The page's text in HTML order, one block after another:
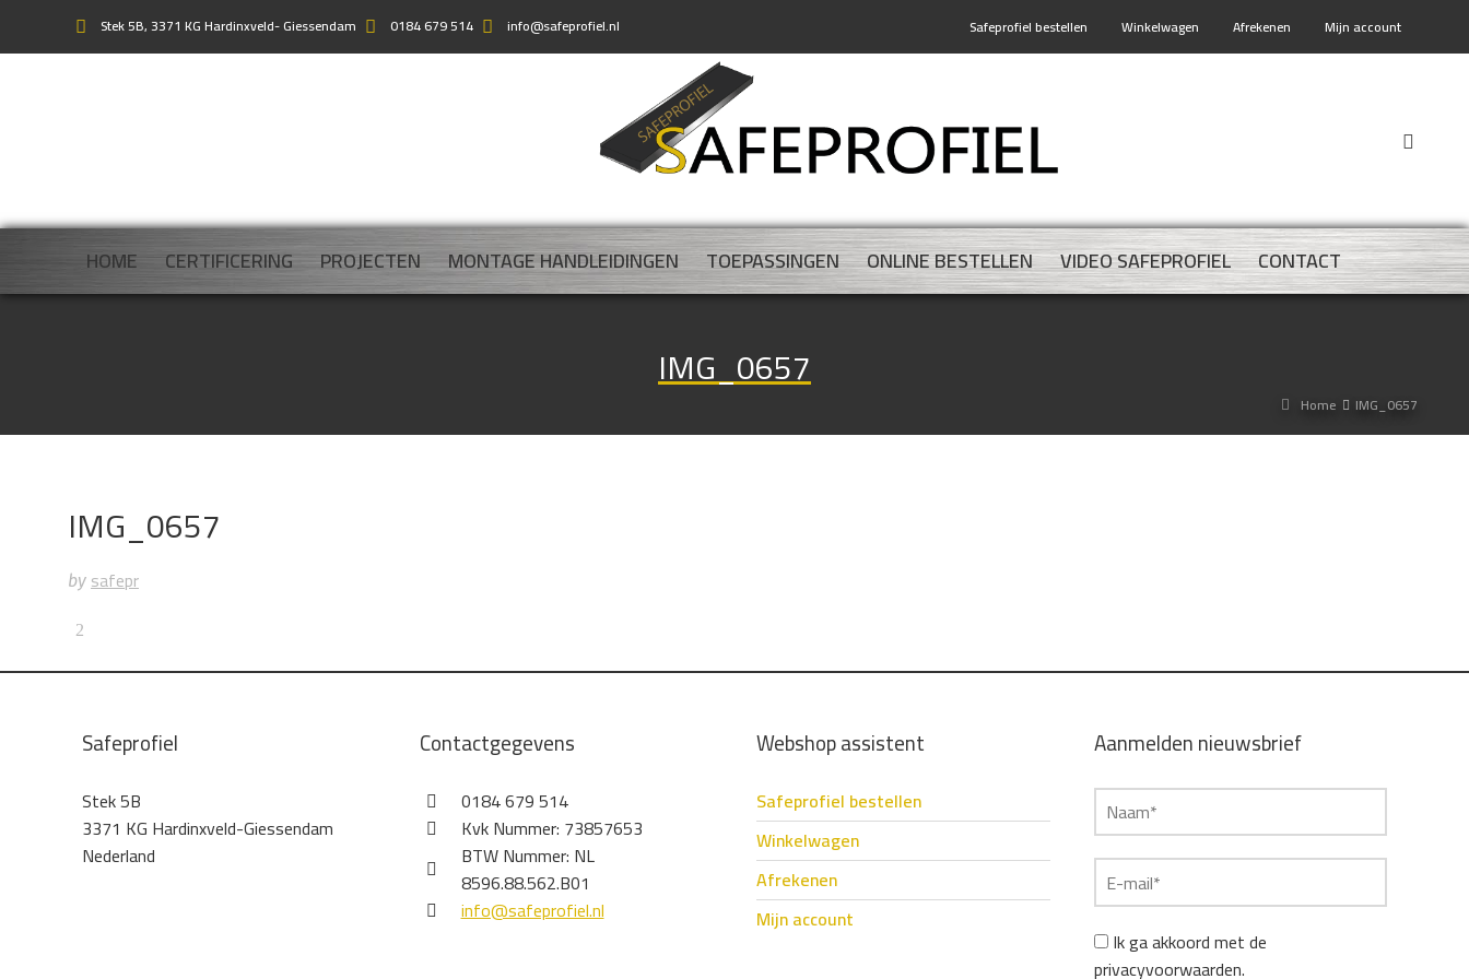
Stek 5B, 3371 KG Hardinxveld- Giessendam 0184 679 514 info@safeprofiel.nl Safeprofiel bestellen Winkelwagen Afrekenen Mijn account
HOME CERTIFICERING PROJECTEN MONTAGE HANDLEIDINGEN TOEPASSINGEN ONLINE BESTELLEN VIDEO SAFEPROFIEL CONTACT
IMG_0657
Home IMG_0657
IMG_0657
by safepr
Safeprofiel
Stek 5B
3371 KG Hardinxveld-Giessendam
Nederland
Contactgegevens
0184 679 514
Kvk Nummer: 73857653
BTW Nummer: NL
8596.88.562.B01
info@safeprofiel.nl
Webshop assistent
Safeprofiel bestellen
Winkelwagen
Afrekenen
Mijn account
Aanmelden nieuwsbrief
Ik ga akkoord met de
privacyvoorwaarden.